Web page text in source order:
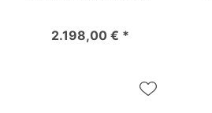
2.198,00 € *